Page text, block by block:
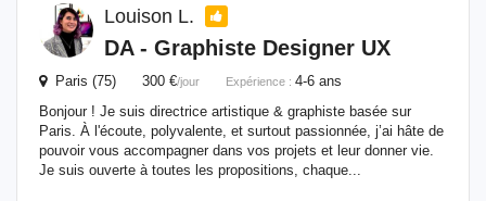
Louison L.
DA - Graphiste Designer UX
Paris (75) 300 €/jour Expérience : 4-6 ans
Bonjour ! Je suis directrice artistique & graphiste basée sur
Paris. À l'écoute, polyvalente, et surtout passionnée, j’ai hâte de
pouvoir vous accompagner dans vos projets et leur donner vie.
Je suis ouverte à toutes les propositions, chaque...